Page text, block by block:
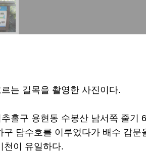
는 길목을 촬영한 사진이다.
홀구 용현동 수봉산 남서쪽 줄
구 담수호를 이루었다가 배수 갑
천이 유일하다.